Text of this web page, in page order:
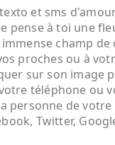
et sms
pense à toi une
champ de
proches ou à
sur son image
téléphone ou
personne de
Twitter,